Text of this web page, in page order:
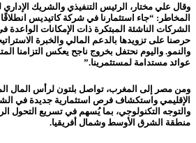
وقال علي مختار، الرئيس التنفيذي والشريك
المخاطر: “جاء استثمارنا في شركة كاتيديس
الشركات الناشئة المبتكرة ذات الإمكانات الواعدة
حرصنا على تزويدها بالدعم المالي والخبرة
والنمو. واليوم نحتفل بخروج ناجح يعكس التزامنا
عوائد مستدامة لمستثمرينا.”
ومن مصر إلى المغرب، تواصل بلتون لرأس المال
الإقليمي واستكشاف فرص استثمارية جديدة في
والتوجه التكنولوجي، بما يُسهم في تسريع التحول
منطقة الشرق الأوسط وشمال أفريقيا.